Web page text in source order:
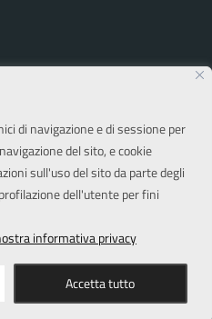
di navigazione e di sessione per
del sito, e cookie
sull'uso del sito da parte degli
dell'utente per fini
informativa privacy
Accetta tutto